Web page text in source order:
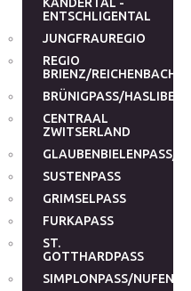
ENTSCHLIGENTAL
JUNGFRAUREGIO
REGIO
BRIENZ/
BRÜNIGPASS/HASLIBERG
CENTRAAL
ZWITSERLAND
GLAUBENBIELENPASS/
SUSTENPASS
GRIMSELPASS
FURKAPASS
ST.
GOTTHARDPASS
SIMPLONPASS/